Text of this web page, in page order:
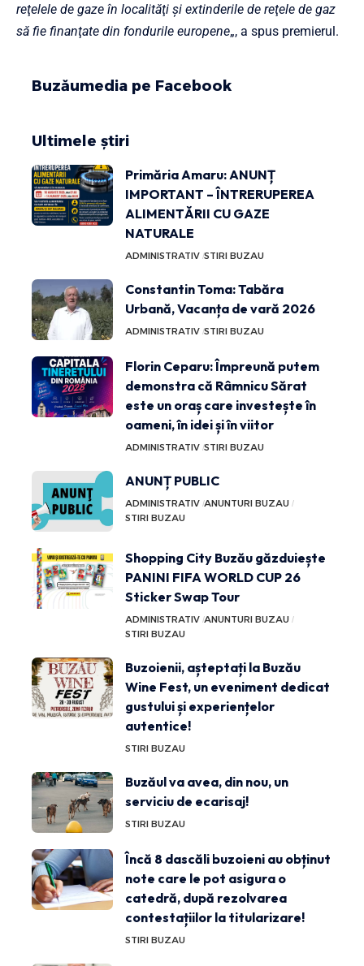
reţelele de gaze în localităţi şi extinderile de reţele de gaz
să fie finanţate din fondurile europene„, a spus premierul.
Buzăumedia pe Facebook
Ultimele știri
Primăria Amaru: ANUNȚ
IMPORTANT – ÎNTRERUPEREA
ALIMENTĂRII CU GAZE
NATURALE
ADMINISTRATIV STIRI BUZAU
Constantin Toma: Tabăra
Urbană, Vacanța de vară 2026
ADMINISTRATIV STIRI BUZAU
Florin Ceparu: Împreună putem
demonstra că Râmnicu Sărat
este un oraș care investește în
oameni, în idei și în viitor
ADMINISTRATIV STIRI BUZAU
ANUNȚ PUBLIC
ADMINISTRATIV ANUNTURI BUZAU
STIRI BUZAU
Shopping City Buzău găzduiește
PANINI FIFA WORLD CUP 26
Sticker Swap Tour
ADMINISTRATIV ANUNTURI BUZAU
STIRI BUZAU
Buzoienii, așteptați la Buzău
Wine Fest, un eveniment dedicat
gustului și experiențelor
autentice!
STIRI BUZAU
Buzăul va avea, din nou, un
serviciu de ecarisaj!
STIRI BUZAU
Încă 8 dascăli buzoieni au obținut
note care le pot asigura o
catedră, după rezolvarea
contestațiilor la titularizare!
STIRI BUZAU